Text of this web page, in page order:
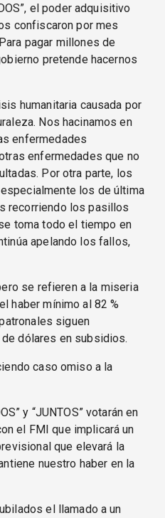
el poder adquisitivo
confiscaron por mes
pagar millones de
pretende hacernos
humanitaria causada por
Nos hacinamos en
enfermedades
enfermedades que no
Por otra parte, los
los de última
recorriendo los pasillos
toma todo el tiempo en
apelando los fallos,
se refieren a la miseria
haber mínimo al 82 %
siguen
dólares en subsidios.
caso omiso a la
y “JUNTOS” votarán en
el FMI que implicará un
que elevará la
nuestro haber en la
el llamado a un